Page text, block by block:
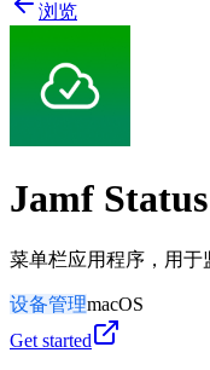
浏览
Jamf Status
菜单栏应用程序，用于
设备管理macOS
Get started